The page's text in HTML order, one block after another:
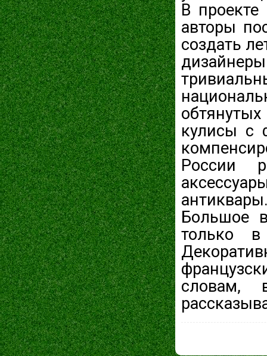
В
авторы
создать
кулисы с
России
Большое
только
словам,